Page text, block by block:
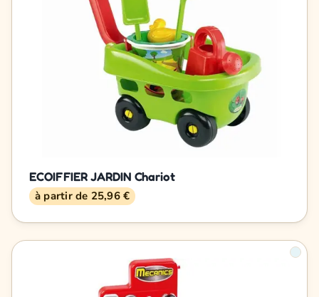
ECOIFFIER JARDIN Chariot
à partir de 25,96 €